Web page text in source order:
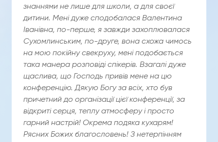
знаннями не лише для школи, а для своєї
дитини. Мені дуже сподобалася Валентина
Іванівна, по-перше, я завжди захоплювалася
Сухомлинським, по-друге, вона схожа чимось
на мою покійну свекруху, мені подобається
така манера розповіді спікерів. Взагалі дуже
щаслива, що Господь привів мене на цю
конференцію. Дякую Богу за всіх, хто був
причетний до організації цієї конференції, за
відкриті серця, теплу атмосферу і просто
гарний настрій! Окрема подяка кухарям!
Рясних Божих благословень! З нетерпінням